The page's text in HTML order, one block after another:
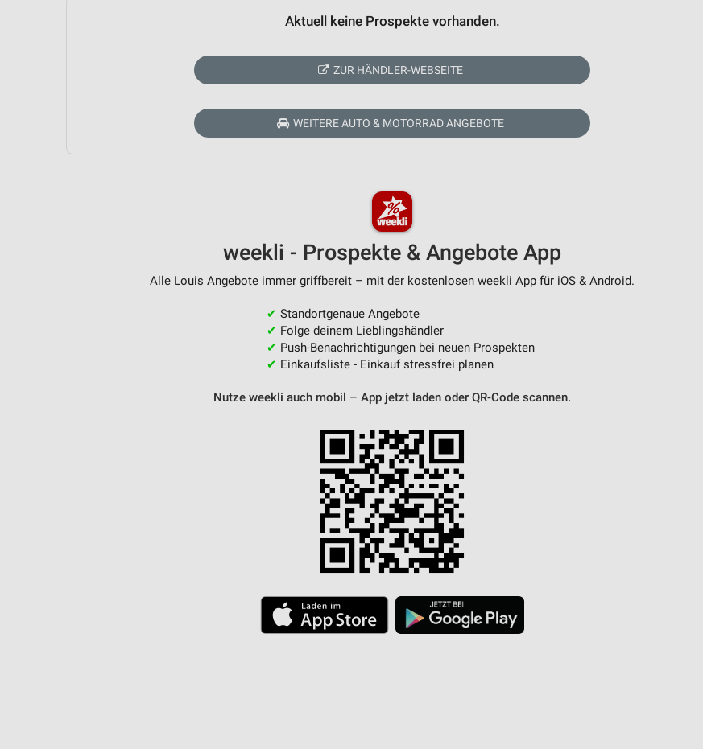
Aktuell keine Prospekte vorhanden.
ZUR HÄNDLER-WEBSEITE
WEITERE AUTO & MOTORRAD ANGEBOTE
weekli - Prospekte & Angebote App
Alle Louis Angebote immer griffbereit – mit der kostenlosen weekli App für iOS & Android.
✔ Standortgenaue Angebote
✔ Folge deinem Lieblingshändler
✔ Push-Benachrichtigungen bei neuen Prospekten
✔ Einkaufsliste - Einkauf stressfrei planen
Nutze weekli auch mobil – App jetzt laden oder QR-Code scannen.